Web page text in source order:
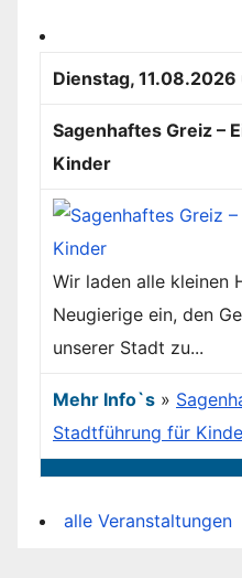
Dienstag,
Sagenhaftes Greiz –
Kinder
Wir laden alle kleinen
Neugierige ein, den
unserer Stadt zu...
Mehr Info`s »
Stadtführung für
alle Veranstaltungen